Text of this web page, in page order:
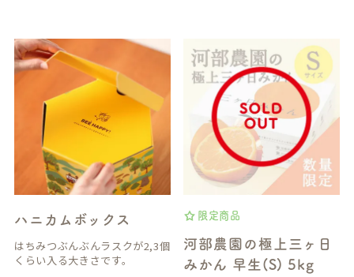
ハニカムボックス
はちみつぶんぶんラスクが2,3個
くらい入る大きさです。
限定商品
河部農園の極上三ヶ日
みかん 早生(S) 5kg